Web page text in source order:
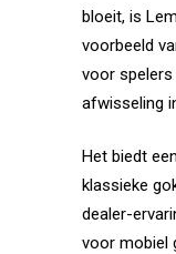
bloeit, is
voorbeeld
voor spelers
afwisseling
Het biedt
klassieke
dealer-
voor mobiel